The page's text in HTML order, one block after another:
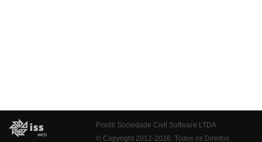
Fiorilli Sociedade Civil Software LTDA
© Copyright 2012-2026. Todos os Direitos